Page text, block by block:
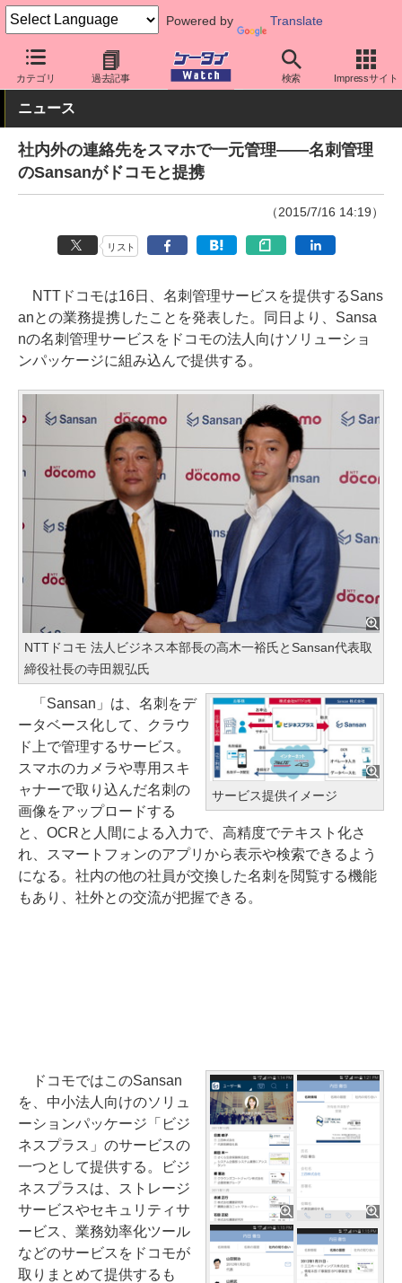
Powered by Translate
カテゴリ 過去記事 検索 Impressサイト
ケータイ Watch 法人向け サービス
ニュース
社内外の連絡先をスマホで一元管理――名刺管理
のSansanがドコモと提携
（2015/7/16 14:19）
リスト
NTTドコモは16日、名刺管理サービスを提供するSans
anとの業務提携したことを発表した。同日より、Sansa
nの名刺管理サービスをドコモの法人向けソリューショ
ンパッケージに組み込んで提供する。
NTTドコモ 法人ビジネス本部長の高木一裕氏とSansan代表取
締役社長の寺田親弘氏
サービス提供イメージ
「Sansan」は、名刺をデ
ータベース化して、クラウ
ド上で管理するサービス。
スマホのカメラや専用スキ
ャナーで取り込んだ名刺の
画像をアップロードする
と、OCRと人間による入力で、高精度でテキスト化さ
れ、スマートフォンのアプリから表示や検索できるよう
になる。社内の他の社員が交換した名刺を閲覧する機能
もあり、社外との交流が把握できる。
ドコモではこのSansan
を、中小法人向けのソリュ
ーションパッケージ「ビジ
ネスプラス」のサービスの
一つとして提供する。ビジ
ネスプラスは、ストレージ
サービスやセキュリティサ
ービス、業務効率化ツール
などのサービスをドコモが
取りまとめて提供するも